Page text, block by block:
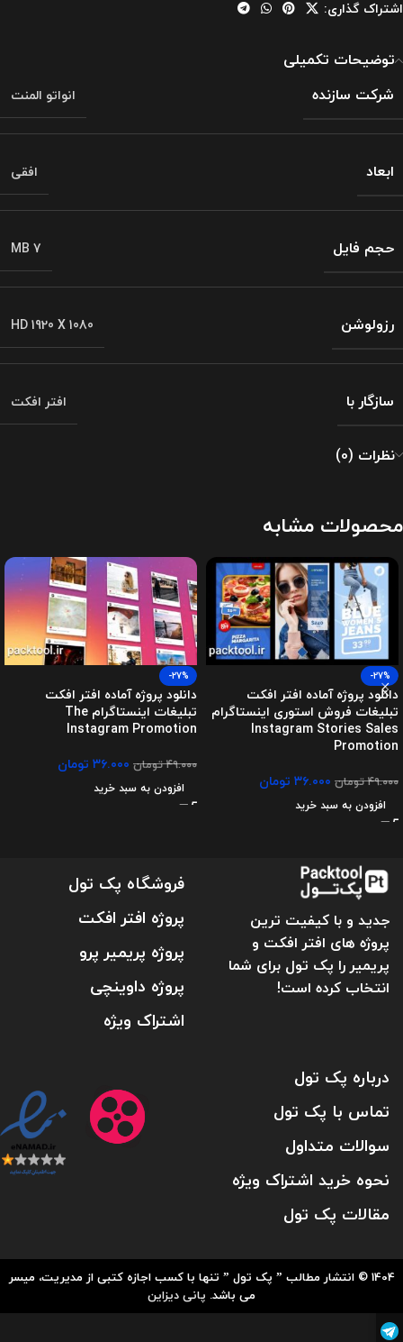
اشتراک گذاری:
توضیحات تکمیلی
شرکت سازنده
انواتو المنت
ابعاد افقی
حجم فایل MB 7
رزولوشن HD 1920 X 1080
سازگار با افتر افکت
نظرات (0)
محصولات مشابه
-27%
دانلود پروژه آماده افتر افکت
تبلیغات فروش استوری اینستاگرام
Instagram Stories Sales
Promotion
۴۹.۰۰۰تومان ۳۶.۰۰۰ تومان
افزودن به سبد خرید
-27%
دانلود پروژه آماده افتر افکت
تبلیغات اینستاگرام The
Instagram Promotion
۴۹.۰۰۰تومان ۳۶.۰۰۰ تومان
افزودن به سبد خرید
جدید و با کیفیت ترین
پروژه های افتر افکت و
پریمیر را پک تول برای شما
انتخاب کرده است!
فروشگاه پک تول
پروژه افتر افکت
پروژه پریمیر پرو
پروژه داوینچی
اشتراک ویژه
درباره پک تول
تماس با پک تول
سوالات متداول
نحوه خرید اشتراک ویژه
مقالات پک تول
1404 © انتشار مطالب ” پک تول ” تنها با کسب اجازه کتبی از مدیریت، میسر
می باشد. پانی دیزاین